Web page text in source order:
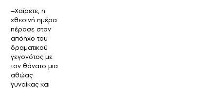
–Χαίρετε, η
χθεσινή ημέρα
πέρασε στον
απόηχο του
δραματικού
γεγονότος με
τον θάνατο μια
αθώας
γυναίκας και